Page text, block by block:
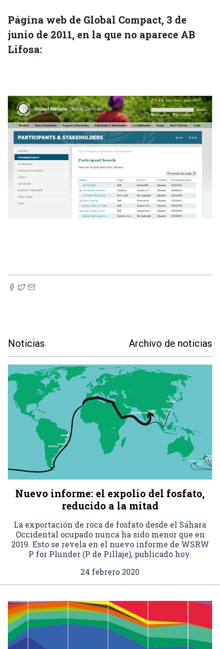
Página web de Global Compact, 3 de
junio de 2011, en la que no aparece AB
Lifosa:
Noticias Archivo de noticias
Nuevo informe: el expolio del fosfato,
reducido a la mitad
La exportación de roca de fosfato desde el Sáhara
Occidental ocupado nunca ha sido menor que en
2019. Esto se revela en el nuevo informe de WSRW
P for Plunder (P de Pillaje), publicado hoy.
24 febrero 2020